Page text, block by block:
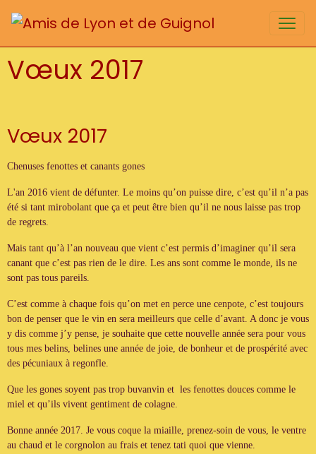
Vœux 2017
Vœux 2017
Chenuses fenottes et canants gones
L'an 2016 vient de défunter. Le moins qu’on puisse dire, c’est qu’il n’a pas
été si tant mirobolant que ça et peut être bien qu’il ne nous laisse pas trop
de regrets.
Mais tant qu’à l’an nouveau que vient c’est permis d’imaginer qu’il sera
canant que c’est pas rien de le dire. Les ans sont comme le monde, ils ne
sont pas tous pareils.
C’est comme à chaque fois qu’on met en perce une cenpote, c’est toujours
bon de penser que le vin en sera meilleurs que celle d’avant. A donc je vous
y dis comme j’y pense, je souhaite que cette nouvelle année sera pour vous
tous mes belins, belines une année de joie, de bonheur et de prospérité avec
des pécuniaux à regonfle.
Que les gones soyent pas trop buvanvin et les fenottes douces comme le
miel et qu’ils vivent gentiment de colagne.
Bonne année 2017. Je vous coque la miaille, prenez-soin de vous, le ventre
au chaud et le corgnolon au frais et tenez tati quoi que vienne.